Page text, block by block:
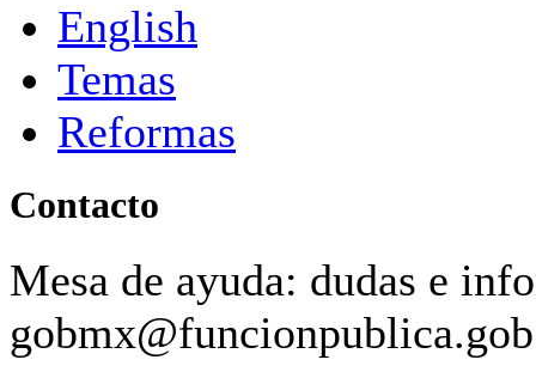
English
Temas
Reformas
Contacto
Mesa de ayuda: dudas e